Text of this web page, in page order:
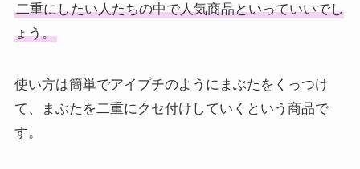
二重にしたい人たちの中で人気商品といっていいでし
ょう。
使い方は簡単でアイプチのようにまぶたをくっつけ
て、まぶたを二重にクセ付けしていくという商品で
す。